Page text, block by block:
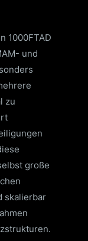
1000FTAD
und
zu
große
skalierbar